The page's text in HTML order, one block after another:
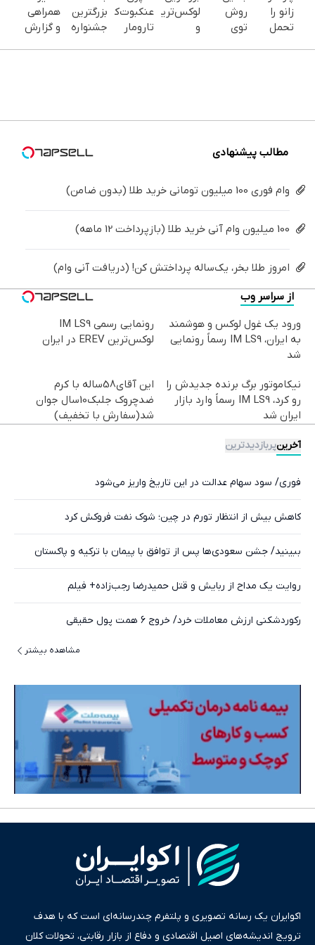
زانو را
تحمل
کن
روش
توی
لوکس‌ترین
و
رونمایی
عنکبوت‌‌کش
تارومار
بزرگترین
جشنواره
همراهی
و گزارش
مطالب پیشنهادی
وام فوری 100 میلیون تومانی خرید طلا (بدون ضامن)
100 میلیون وام آنی خرید طلا (بازپرداخت 12 ماهه)
امروز طلا بخر، یک‌ساله پرداختش کن! (دریافت آنی وام)
از سراسر وب
ورود یک غول لوکس و هوشمند
به ایران، IM LS9 رسماً رونمایی
شد
رونمایی رسمی IM LS9
لوکس‌ترین EREV در ایران
نیکاموتور برگ برنده جدیدش را
رو کرد، IM LS9 رسماً وارد بازار
ایران شد
این آقای58ساله با کرم
ضدچروک جلبک10سال جوان
شد(سفارش با تخفیف)
آخرینپربازدیدترین
فوری/ سود سهام عدالت در این تاریخ واریز می‌شود
کاهش بیش از انتظار تورم در چین؛ شوک نفت فروکش کرد
ببینید/ جشن سعودی‌ها پس از توافق با پیمان با ترکیه و پاکستان
روایت یک مداح از ربایش و قتل حمیدرضا رجب‌زاده+ فیلم
رکوردشکنی ارزش معاملات خرد/ خروج 6 همت پول حقیقی
مشاهده بیشتر
اکوایران یک رسانه تصویری و پلتفرم چندرسانه‌ای است که با هدف
ترویج اندیشه‌های اصیل اقتصادی و دفاع از بازار رقابتی، تحولات کلان